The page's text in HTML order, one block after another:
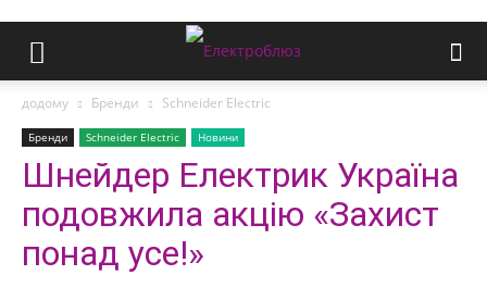
додому Бренди Schneider Electric
Бренди Schneider Electric Новини
Шнейдер Електрик Україна
подовжила акцію «Захист
понад усе!»